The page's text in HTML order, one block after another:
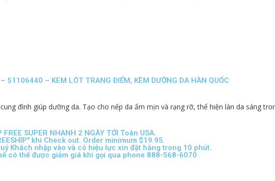
51106440 – KEM LÓT TRANG ĐIỂM, KÈM DƯỠNG DA HÀN QUỐC
đình giúp dưỡng da. Tạo cho nếp da ẩm mịn và rạng rỡ, thể hiện làn da sáng
SUPER NHANH 2 NGÀY TỚI Toàn USA.
khi Check out. Order minimum $19.95.
Khách nhập vào và có hiệu lực xin đặt hàng trong 10 phút.
có thể được giảm giá khi gọi qua phone 888-568-6070